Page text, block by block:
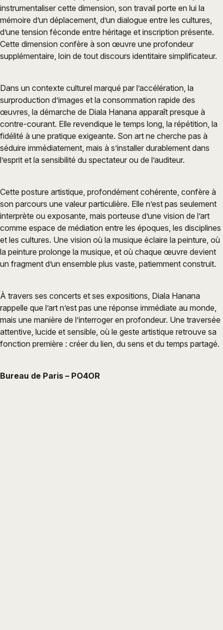
instrumentaliser cette dimension, son travail porte en lui la
mémoire d’un déplacement, d’un dialogue entre les cultures,
d’une tension féconde entre héritage et inscription présente.
Cette dimension confère à son œuvre une profondeur
supplémentaire, loin de tout discours identitaire simplificateur.
Dans un contexte culturel marqué par l’accélération, la
surproduction d’images et la consommation rapide des
œuvres, la démarche de Diala Hanana apparaît presque à
contre-courant. Elle revendique le temps long, la répétition, la
fidélité à une pratique exigeante. Son art ne cherche pas à
séduire immédiatement, mais à s’installer durablement dans
l’esprit et la sensibilité du spectateur ou de l’auditeur.
Cette posture artistique, profondément cohérente, confère à
son parcours une valeur particulière. Elle n’est pas seulement
interprète ou exposante, mais porteuse d’une vision de l’art
comme espace de médiation entre les époques, les disciplines
et les cultures. Une vision où la musique éclaire la peinture, où
la peinture prolonge la musique, et où chaque œuvre devient
un fragment d’un ensemble plus vaste, patiemment construit.
À travers ses concerts et ses expositions, Diala Hanana
rappelle que l’art n’est pas une réponse immédiate au monde,
mais une manière de l’interroger en profondeur. Une traversée
attentive, lucide et sensible, où le geste artistique retrouve sa
fonction première : créer du lien, du sens et du temps partagé.
Bureau de Paris – PO4OR